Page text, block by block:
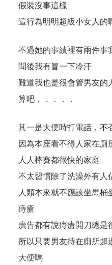
假裝沒事這樣
這行為明明超級小女人的
不過她的事績裡有兩件事
聞後我有冒一下冷汗
難道我也是很會管男友的
算吧．．．．．
其一是大便時打電話，不
因為本座看不得人家在廁
人人棒賽都很快的家庭
不太習慣除了洗澡外有人
人類本來就不應該坐馬桶
痔瘡
廣告都有說痔瘡開刀總是
所以只要男友待在廁所超
大便嗎